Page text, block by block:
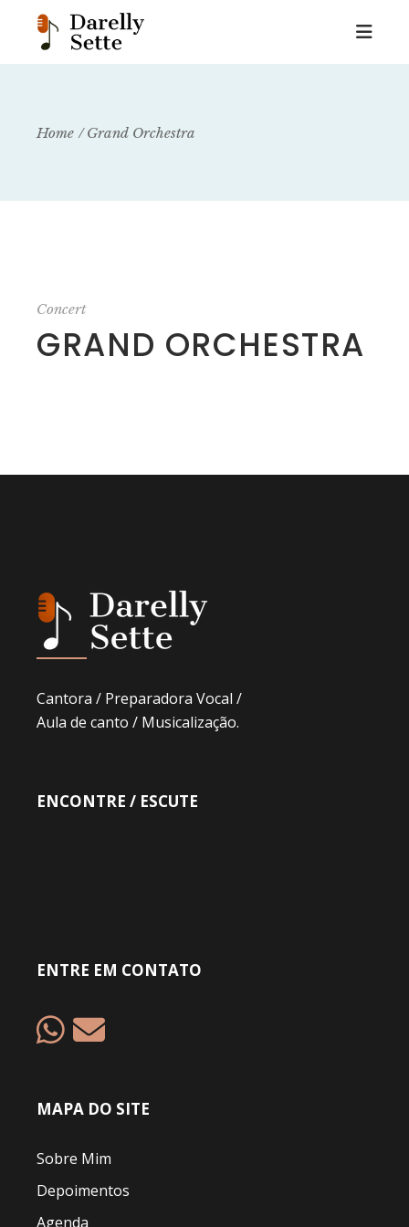
Home Grand Orchestra
Concert
GRAND ORCHESTRA
Cantora / Preparadora Vocal /
Aula de canto / Musicalização.
ENCONTRE / ESCUTE
ENTRE EM CONTATO
MAPA DO SITE
Sobre Mim
Depoimentos
Agenda